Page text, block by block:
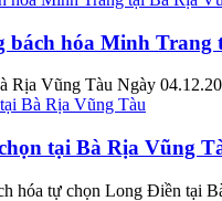
bách hóa Minh
Rịa Vũng Tàu Ngày
tại Bà Rịa Vũng
hóa tự chọn Long Điền tại